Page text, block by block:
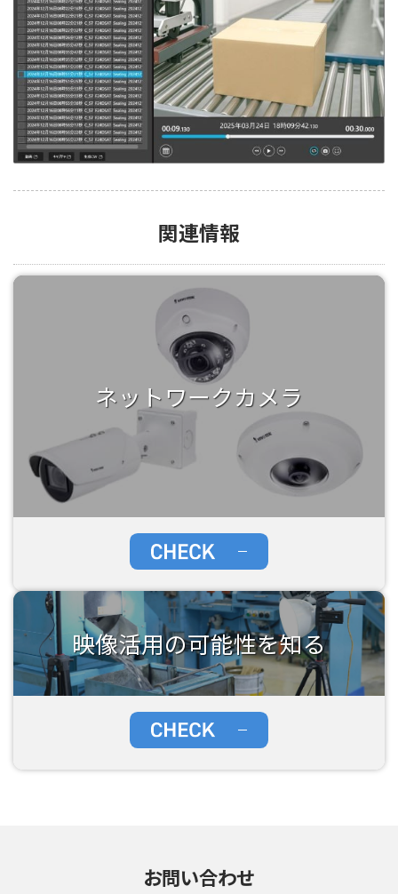
関連情報
ネットワークカメラ
映像活用の可能性を知る
お問い合わせ